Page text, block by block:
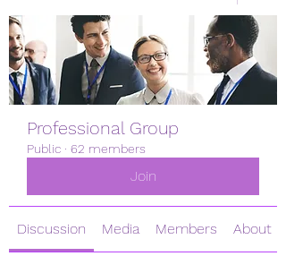
Professional Group
Public · 62 members
Join
Discussion Media Members About